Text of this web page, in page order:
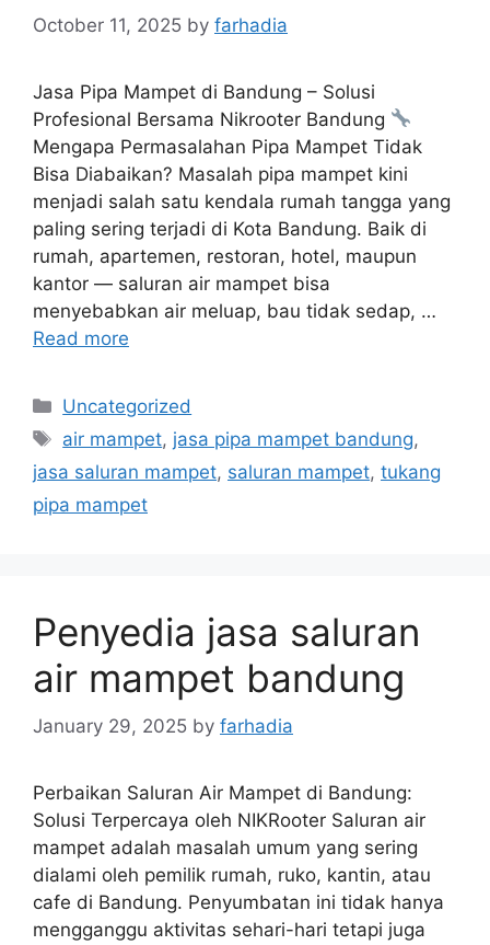
October 11, 2025 by farhadia
Jasa Pipa Mampet di Bandung – Solusi
Profesional Bersama Nikrooter Bandung
Mengapa Permasalahan Pipa Mampet Tidak
Bisa Diabaikan? Masalah pipa mampet kini
menjadi salah satu kendala rumah tangga yang
paling sering terjadi di Kota Bandung. Baik di
rumah, apartemen, restoran, hotel, maupun
kantor — saluran air mampet bisa
menyebabkan air meluap, bau tidak sedap, …
Read more
Categories
Uncategorized
Tags
air mampet, jasa pipa mampet bandung,
jasa saluran mampet, saluran mampet, tukang
pipa mampet
Penyedia jasa saluran
air mampet bandung
January 29, 2025 by farhadia
Perbaikan Saluran Air Mampet di Bandung:
Solusi Terpercaya oleh NIKRooter Saluran air
mampet adalah masalah umum yang sering
dialami oleh pemilik rumah, ruko, kantin, atau
cafe di Bandung. Penyumbatan ini tidak hanya
mengganggu aktivitas sehari-hari tetapi juga